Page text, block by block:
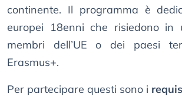
continente. Il programma è
europei 18enni che risiedono in
membri dell’UE o dei paesi
Erasmus+.
Per partecipare questi sono i